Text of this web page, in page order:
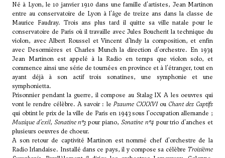
Né à Lyon, le 10 janvier 1910 dans une famille d'artistes, Jean Martinon
entre au conservatoire de Lyon à l'âge de treize ans dans la classe de
Maurice Faudray. Trois ans plus tard il quitte sa ville natale pour le
conservatoire de Paris où il travaille avec Jules Boucherit la technique du
violon, avec Albert Roussel et Vincent d'lndy la composition, et enfin
avec Desormières et Charles Munch la direction d'orchestre. En 1934
Jean Martinon est appelé à la Radio en temps que violon solo, et
commence ainsi une série de tournées en province et à l'étranger, tout en
ayant déjà à son actif trois sonatines, une symphonie et une
symphonietta.
Prisonnier pendant la guerre, il compose au Stalag IX A les oeuvres qui
vont le rendre célèbre. A savoir : lePsaume CXXXVIou Chant des Captifs
qui obtint le prix de la ville de Paris en 1943 sous l'occupation allemande ;
Musique d'exil, Sonatine n°3 pour piano, Sonatine n°4 pour trio d'anches et
plusieurs oeuvres de choeur.
A son retour de captivité Martinon est nommé chef d'orchestre de la
Radio Irlandaise. Installé dans ce pays, il y compose sa célèbre Troisième